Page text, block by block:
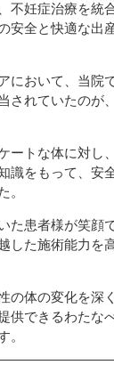
不妊症治療を統
安全と快適な出
において、当院
されていたのが
ートな体に対し
識をもって、安
。
た患者様が笑顔
した施術能力を
の体の変化を深
供できるわたな
。